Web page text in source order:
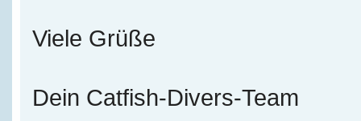
Viele Grüße
Dein Catfish-Divers-Team